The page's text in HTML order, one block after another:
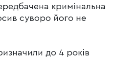
кримінальна
суворо його не
до 4 років